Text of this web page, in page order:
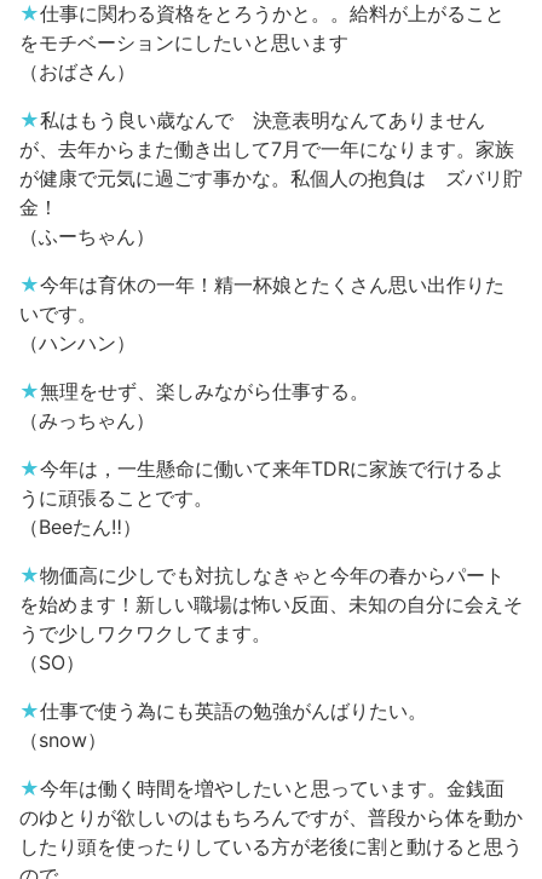
★仕事に関わる資格をとろうかと。。給料が上がること
をモチベーションにしたいと思います
（おばさん）
★私はもう良い歳なんで 決意表明なんてありません
が、去年からまた働き出して7月で一年になります。家族
が健康で元気に過ごす事かな。私個人の抱負は ズバリ貯
金！
（ふーちゃん）
★今年は育休の一年！精一杯娘とたくさん思い出作りた
いです。
（ハンハン）
★無理をせず、楽しみながら仕事する。
（みっちゃん）
★今年は，一生懸命に働いて来年TDRに家族で行けるよ
うに頑張ることです。
（Beeたん‼）
★物価高に少しでも対抗しなきゃと今年の春からパート
を始めます！新しい職場は怖い反面、未知の自分に会えそ
うで少しワクワクしてます。
（SO）
★仕事で使う為にも英語の勉強がんばりたい。
（snow）
★今年は働く時間を増やしたいと思っています。金銭面
のゆとりが欲しいのはもちろんですが、普段から体を動か
したり頭を使ったりしている方が老後に割と動けると思う